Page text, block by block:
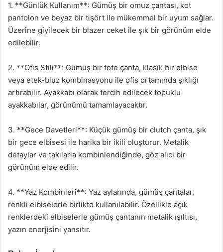
1. **Günlük Kullanım**: Gümüş bir omuz çantası, kot
pantolon ve beyaz bir tişört ile mükemmel bir uyum sağlar.
Üzerine giyilecek bir blazer ceket ile şık bir görünüm elde
edilebilir.
2. **Ofis Stili**: Gümüş bir tote çanta, klasik bir elbise
veya etek-bluz kombinasyonu ile ofis ortamında şıklığı
artırabilir. Ayakkabı olarak tercih edilecek topuklu
ayakkabılar, görünümü tamamlayacaktır.
3. **Gece Davetleri**: Küçük gümüş bir clutch çanta, şık
bir gece elbisesi ile harika bir ikili oluşturur. Metalik
detaylar ve takılarla kombinlendiğinde, göz alıcı bir
görünüm elde edilir.
4. **Yaz Kombinleri**: Yaz aylarında, gümüş çantalar,
renkli elbiselerle birlikte kullanılabilir. Özellikle açık
renklerdeki elbiselerle gümüş çantanın metalik ışıltısı,
yazın enerjisini yansıtır.